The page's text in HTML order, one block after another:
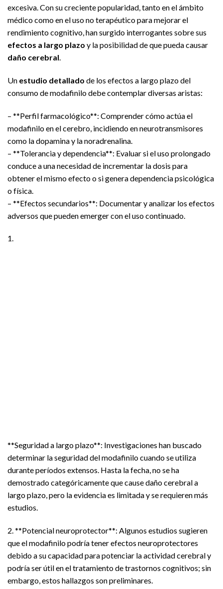
excesiva. Con su creciente popularidad, tanto en el ámbito
médico como en el uso no terapéutico para mejorar el
rendimiento cognitivo, han surgido interrogantes sobre sus
efectos a largo plazo y la posibilidad de que pueda causar
daño cerebral.
Un estudio detallado de los efectos a largo plazo del
consumo de modafinilo debe contemplar diversas aristas:
– **Perfil farmacológico**: Comprender cómo actúa el
modafinilo en el cerebro, incidiendo en neurotransmisores
como la dopamina y la noradrenalina.
– **Tolerancia y dependencia**: Evaluar si el uso prolongado
conduce a una necesidad de incrementar la dosis para
obtener el mismo efecto o si genera dependencia psicológica
o física.
– **Efectos secundarios**: Documentar y analizar los efectos
adversos que pueden emerger con el uso continuado.
1.
**Seguridad a largo plazo**: Investigaciones han buscado
determinar la seguridad del modafinilo cuando se utiliza
durante períodos extensos. Hasta la fecha, no se ha
demostrado categóricamente que cause daño cerebral a
largo plazo, pero la evidencia es limitada y se requieren más
estudios.
2. **Potencial neuroprotector**: Algunos estudios sugieren
que el modafinilo podría tener efectos neuroprotectores
debido a su capacidad para potenciar la actividad cerebral y
podría ser útil en el tratamiento de trastornos cognitivos; sin
embargo, estos hallazgos son preliminares.